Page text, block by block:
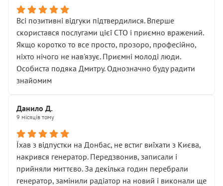
Всі позитивні відгуки підтвердилися. Вперше
скористався послугами цієї СТО і приємно вражений.
Якщо коротко то все просто, прозоро, професійно,
ніхто нічого не нав'язує. Приємні молоді люди.
Особиста подяка Дмитру. Однозначно буду радити
знайомим
Данило Д.
9 місяців тому
Їхав з відпустки на Донбас, не встиг виїхати з Києва,
накрився генератор. Передзвонив, записали і
прийняли миттєво. За декілька годин перебрали
генератор, замінили радіатор на новий і виконали ще